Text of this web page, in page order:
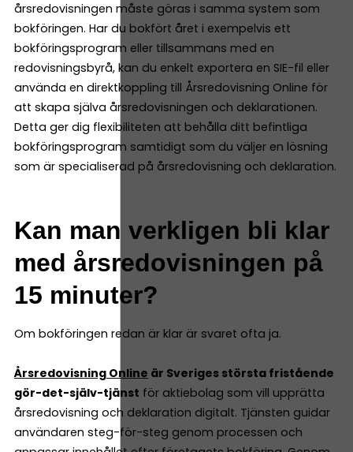
årsredovisningen måste göras i samma system som
bokföringen. Har du bokfört året i exempelvis ett
bokföringsprogram eller tillsammans med en
redovisningsbyrå, kan du enkelt exportera en SIE-fil eller
använda en direktkoppling till Årsredovisning Online för
att skapa själva årsredovisningen och deklarationen.
Detta ger dig flexibiliteten att behålla ditt befintliga
bokföringsprogram samtidigt som du väljer en lösning
som är specialiserad på årsredovisning och deklaration.
Kan man verkligen bli klar
med årsredovisningen på
15 minuter?
Om bokföringen redan är klar är svaret ofta ja.
Årsredovisning Online är Sveriges största fristående
gör-det-själv-tjänst för aktiebolag som vill upprätta
årsredovisning och deklaration digitalt. Tjänsten guidar
användaren steg-för-steg genom processen och